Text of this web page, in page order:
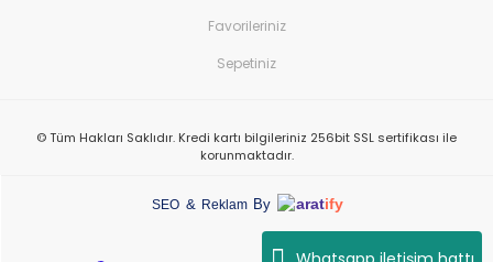
Favorileriniz
Sepetiniz
© Tüm Hakları Saklıdır. Kredi kartı bilgileriniz 256bit SSL sertifikası ile
korunmaktadır.
SEO & Reklam By aratify